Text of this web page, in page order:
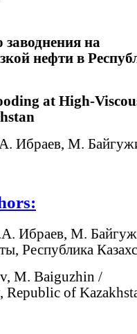
на
нефти в
at High-
Ибраев, М.
Ибраев, М.
Республика
M. Baiguzhin /
Republic of